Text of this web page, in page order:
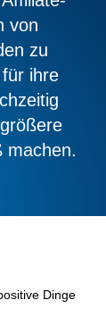
von
zu
ihre
machen.